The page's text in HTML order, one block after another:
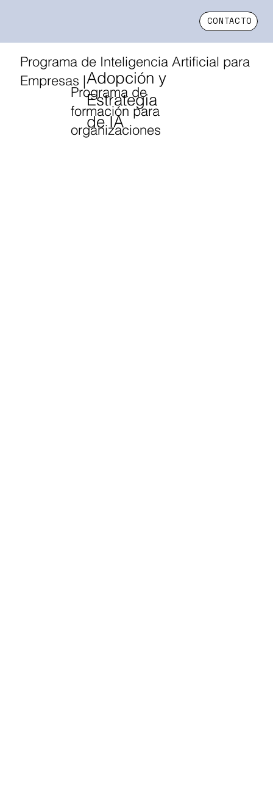
CONTACTO
Programa de Inteligencia Artificial para
Empresas |Adopción y
Estrategia
de IA
Programa de
formación para
organizaciones